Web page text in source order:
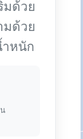
มด้วย
มด้วย
ำหนัก